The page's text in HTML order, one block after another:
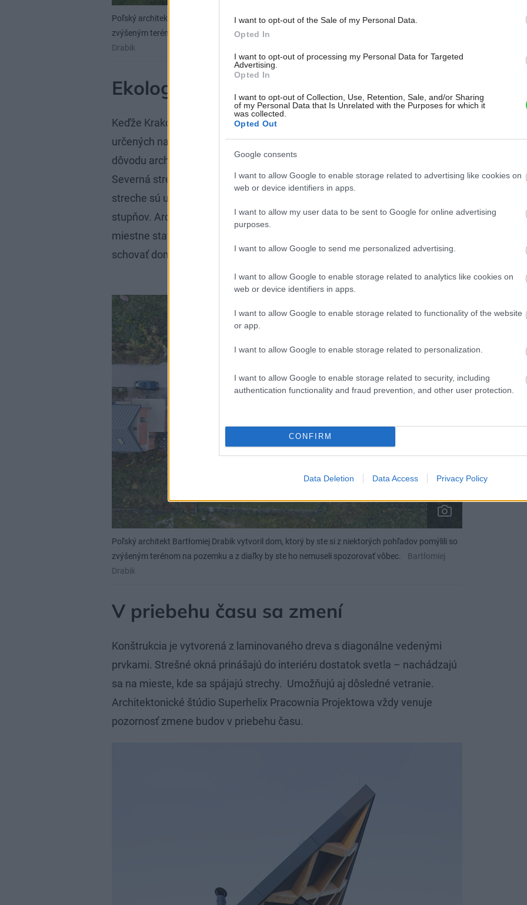
I want to opt-out of the Sale of my Personal Data.
Opted In
I want to opt-out of processing my Personal Data for Targeted
Advertising.
Opted In
I want to opt-out of Collection, Use, Retention, Sale, and/or Sharing
of my Personal Data that Is Unrelated with the Purposes for which it
was collected.
Opted Out
Google consents
I want to allow Google to enable storage related to advertising like cookies on
web or device identifiers in apps.
I want to allow my user data to be sent to Google for online advertising
purposes.
I want to allow Google to send me personalized advertising.
I want to allow Google to enable storage related to analytics like cookies on
web or device identifiers in apps.
I want to allow Google to enable storage related to functionality of the website
or app.
I want to allow Google to enable storage related to personalization.
I want to allow Google to enable storage related to security, including
authentication functionality and fraud prevention, and other user protection.
CONFIRM
Data Deletion Data Access Privacy Policy
Poľský architekt Bartłomiej Drabik vytvoril dom, ktorý by ste si z niektorých pohľadov pomýlili so
zvýšeným terénom na pozemku a z diaľky by ste ho nemuseli spozorovať vôbec.
Drabik
Ekologický prístup
Keďže Krakov sa dynamicky rozvíja, čoraz viac prírodných oblastí je
určených na výstavbu – podobne ako u nás, v okolí veľkomiest. Z tohto
dôvodu architekti cítili povinnosť zvoliť čo najviac ekologický prístup.
Severná strecha je pokrytá sukulentmi a na slnkom osvetlenej južnej
streche sú umiestnené fotovoltaické panely. Zelená strecha má sklon 45
stupňov. Architekti najskôr uvažovali nad plochou zelenou strechou, ale
miestne stavebné regulatívy vyžadujú šikmú strechu. Z toho vznikol nápad
schovať dom za strechu a mnoho ďalších pozitív objektu.
Poľský architekt Bartłomiej Drabik vytvoril dom, ktorý by ste si z niektorých pohľadov pomýlili so
zvýšeným terénom na pozemku a z diaľky by ste ho nemuseli spozorovať vôbec.
Bartłomiej
Drabik
V priebehu času sa zmení
Konštrukcia je vytvorená z laminovaného dreva s diagonálne vedenými
prvkami. Strešné okná prinášajú do interiéru dostatok svetla – nachádzajú
sa na mieste, kde sa spájajú strechy. Umožňujú aj dôsledné vetranie.
Architektonické štúdio Superhelix Pracownia Projektowa vždy venuje
pozornosť zmene budov v priebehu času.